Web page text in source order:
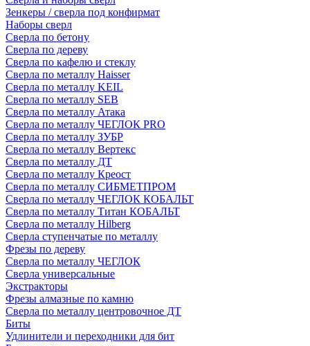
Зенкеры / сверла под конфирмат
Наборы сверл
Сверла по бетону
Сверла по дереву
Сверла по кафелю и стеклу
Сверла по металлу Haisser
Сверла по металлу KEIL
Сверла по металлу SEB
Сверла по металлу Атака
Сверла по металлу ЧЕГЛОК PRO
Сверла по металлу ЗУБР
Сверла по металлу Вертекс
Сверла по металлу ДТ
Сверла по металлу Креост
Сверла по металлу СИБМЕТПРОМ
Сверла по металлу ЧЕГЛОК КОБАЛЬТ
Сверла по металлу Титан КОБАЛЬТ
Сверла по металлу Hilberg
Сверла ступенчатые по металлу
Фрезы по дереву
Сверла по металлу ЧЕГЛОК
Сверла универсальные
Экстракторы
Фрезы алмазные по камню
Сверла по металлу центровочное ДТ
Биты
Удлинители и переходники для бит